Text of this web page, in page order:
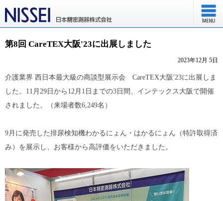
第8回 CareTEX大阪'23に出展しました
2023年12月 5日
介護業界 西日本最大級の商談型展示会 CareTEX大阪'23に出展しま
した。11月29日から12月1日までの3日間、インテックス大阪で開催
されました。（来場者数6,249名）
9月に発売した排尿検知機わかるにょん・はかるにょん（特許取得済
み）を展示し、お客様から高評価をいただきました。